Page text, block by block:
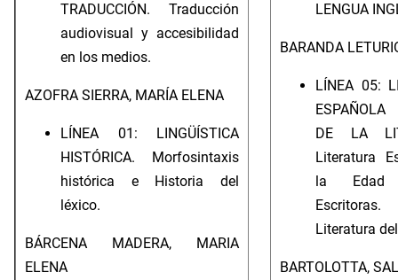
TRADUCCIÓN. Traducción
audiovisual y accesibilidad
en los medios.
AZOFRA SIERRA, MARÍA ELENA
LÍNEA 01: LINGÜÍSTICA
HISTÓRICA. Morfosintaxis
histórica e Historia del
léxico.
BÁRCENA MADERA, MARIA
ELENA
LENGUA
BARANDA
LÍNEA 05:
DE LA
Literatura
la Edad
Literatura
BARTOLOTTA,